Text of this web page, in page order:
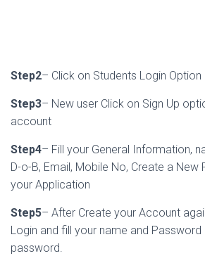
Step2– Click on Students Login
Step3– New user Click on Sign Up
account
Step4– Fill your General Information,
D-o-B, Email, Mobile No, Create a
your Application
Step5– After Create your Account
Login and fill your name and
password.